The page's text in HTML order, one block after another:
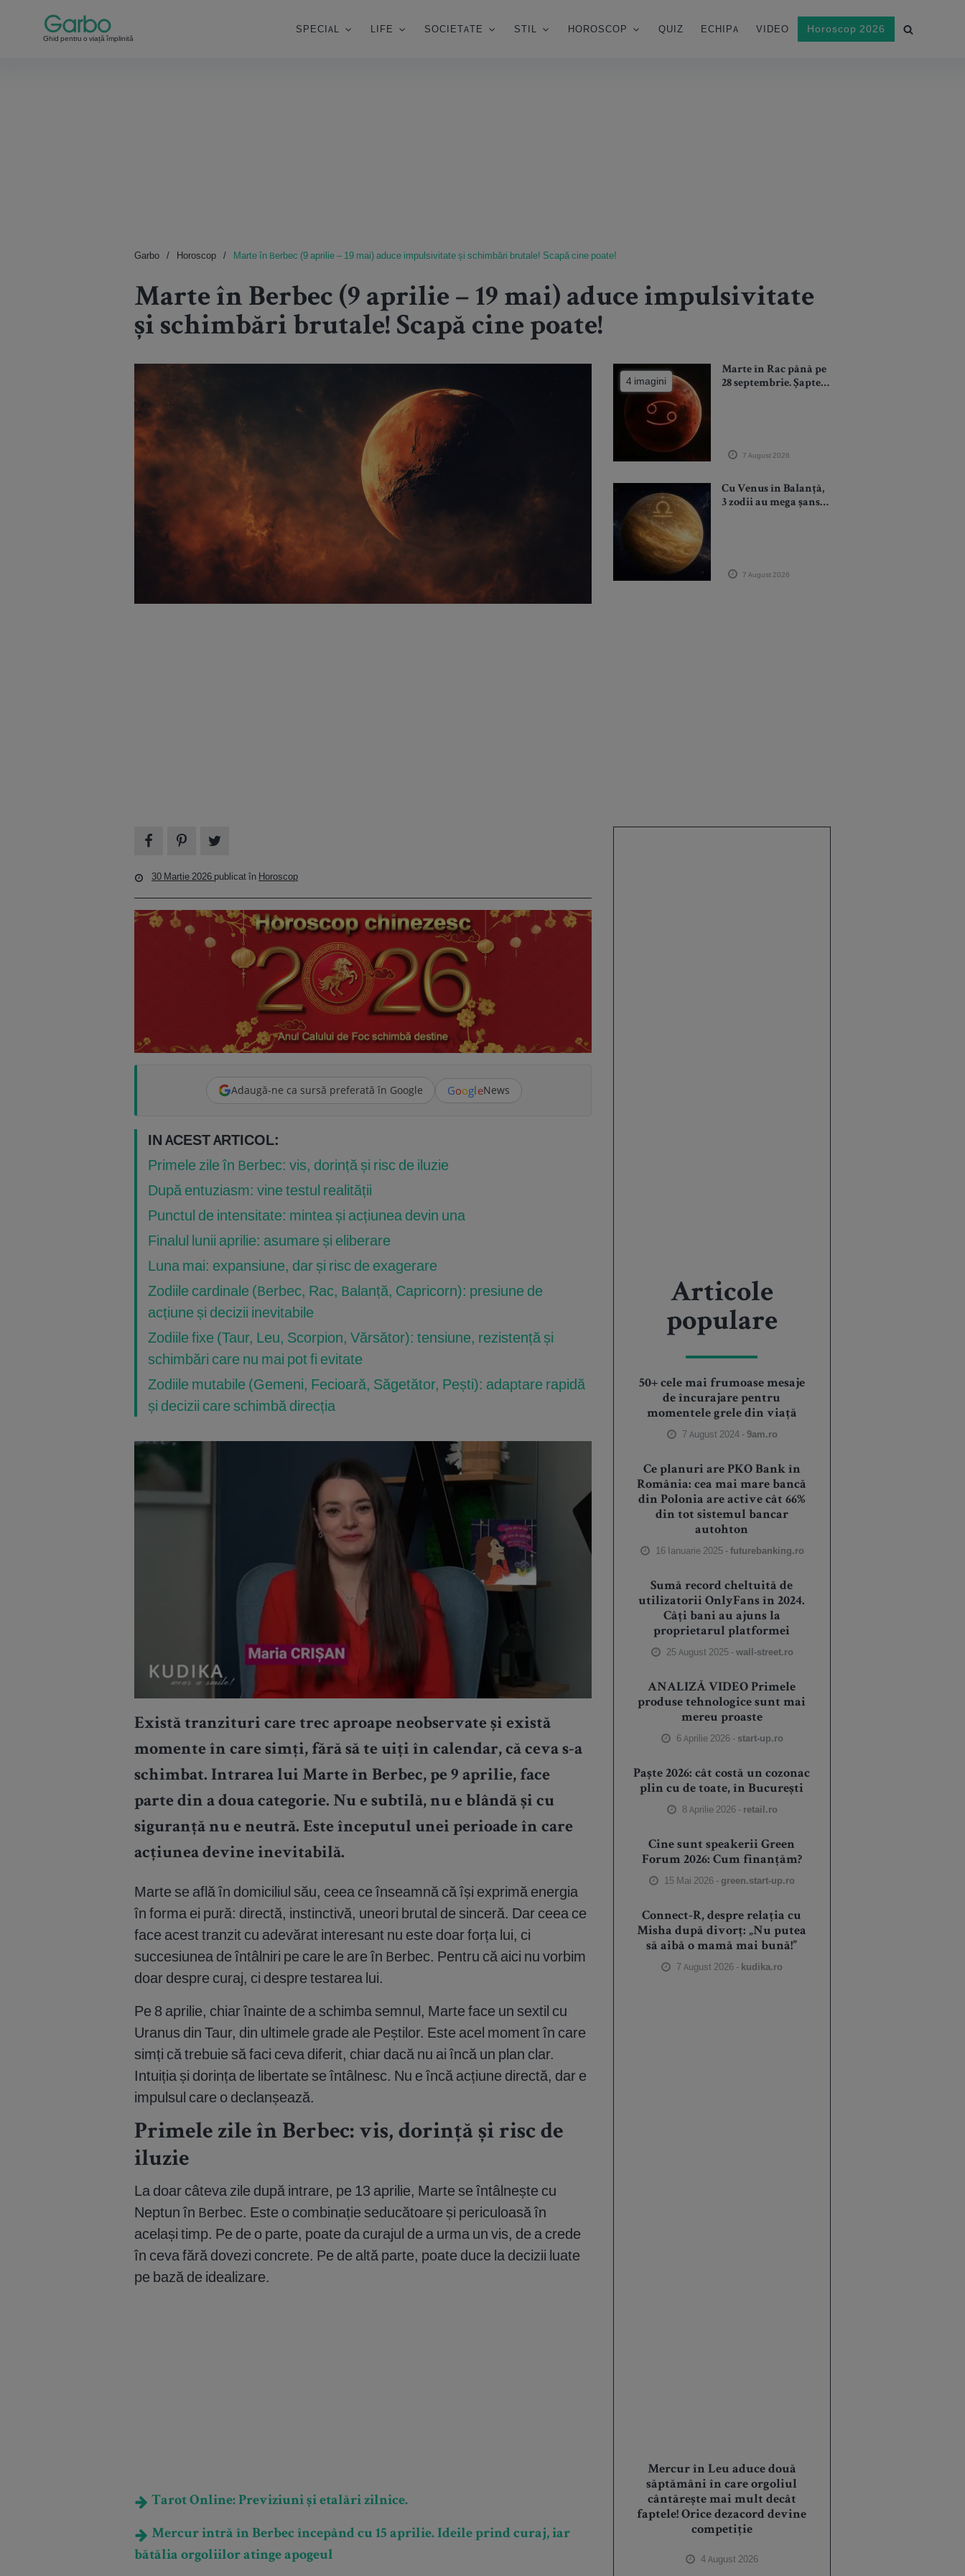
Ghid pentru o viață împlinită
SPECIAL LIFE SOCIETATE STIL HOROSCOP QUIZ ECHIPA VIDEO Horoscop 2026
Garbo Horoscop Marte în Berbec (9 aprilie – 19 mai) aduce impulsivitate și schimbări brutale! Scapă cine poate!
Marte în Berbec (9 aprilie – 19 mai) aduce impulsivitate
și schimbări brutale! Scapă cine poate!
4 imagini
Marte în Rac până pe
28 septembrie. Șapte
pentru ce iubim
7 August 2026
Cu Venus în Balanță,
3 zodii au mega șanse
căsătorească)
7 August 2026
30 Martie 2026 publicat în Horoscop
Adaugă-ne ca sursă preferată în Google GoogleNews
IN ACEST ARTICOL:
Primele zile în Berbec: vis, dorință și risc de iluzie
După entuziasm: vine testul realității
Punctul de intensitate: mintea și acțiunea devin una
Finalul lunii aprilie: asumare și eliberare
Luna mai: expansiune, dar și risc de exagerare
Zodiile cardinale (Berbec, Rac, Balanță, Capricorn): presiune de
acțiune și decizii inevitabile
Zodiile fixe (Taur, Leu, Scorpion, Vărsător): tensiune, rezistență și
schimbări care nu mai pot fi evitate
Zodiile mutabile (Gemeni, Fecioară, Săgetător, Pești): adaptare rapidă
și decizii care schimbă direcția
Există tranzituri care trec aproape neobservate și există
momente în care simți, fără să te uiți în calendar, că ceva s-a
schimbat. Intrarea lui Marte în Berbec, pe 9 aprilie, face
parte din a doua categorie. Nu e subtilă, nu e blândă și cu
siguranță nu e neutră. Este începutul unei perioade în care
acțiunea devine inevitabilă.
Marte se află în domiciliul său, ceea ce înseamnă că își exprimă energia
în forma ei pură: directă, instinctivă, uneori brutal de sinceră. Dar ceea ce
face acest tranzit cu adevărat interesant nu este doar forța lui, ci
succesiunea de întâlniri pe care le are în Berbec. Pentru că aici nu vorbim
doar despre curaj, ci despre testarea lui.
Pe 8 aprilie, chiar înainte de a schimba semnul, Marte face un sextil cu
Uranus din Taur, din ultimele grade ale Peștilor. Este acel moment în care
simți că trebuie să faci ceva diferit, chiar dacă nu ai încă un plan clar.
Intuiția și dorința de libertate se întâlnesc. Nu e încă acțiune directă, dar e
impulsul care o declanșează.
Primele zile în Berbec: vis, dorință și risc de
iluzie
La doar câteva zile după intrare, pe 13 aprilie, Marte se întâlnește cu
Neptun în Berbec. Este o combinație seducătoare și periculoasă în
același timp. Pe de o parte, poate da curajul de a urma un vis, de a crede
în ceva fără dovezi concrete. Pe de altă parte, poate duce la decizii luate
pe bază de idealizare.
Tarot Online: Previziuni și etalări zilnice.
Mercur intră în Berbec începând cu 15 aprilie. Ideile prind curaj, iar
bătălia orgoliilor atinge apogeul
Articole
populare
50+ cele mai frumoase mesaje
de încurajare pentru
momentele grele din viață
7 August 2024 -9am.ro
Ce planuri are PKO Bank în
România: cea mai mare bancă
din Polonia are active cât 66%
din tot sistemul bancar
autohton
16 Ianuarie 2025 -futurebanking.ro
Sumă record cheltuită de
utilizatorii OnlyFans în 2024.
Câți bani au ajuns la
proprietarul platformei
25 August 2025 -wall-street.ro
ANALIZĂ VIDEO Primele
produse tehnologice sunt mai
mereu proaste
6 Aprilie 2026 - start-up.ro
Paște 2026: cât costă un cozonac
plin cu de toate, în București
8 Aprilie 2026 - retail.ro
Cine sunt speakerii Green
Forum 2026: Cum finanțăm?
15 Mai 2026 - green.start-up.ro
Connect-R, despre relația cu
Misha după divorț: „Nu putea
să aibă o mamă mai bună!”
7 August 2026 - kudika.ro
Mercur în Leu aduce două
săptămâni în care orgoliul
cântărește mai mult decât
faptele! Orice dezacord devine
competiție
4 August 2026